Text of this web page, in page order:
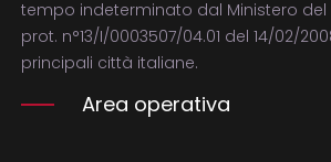
tempo indeterminato dal Ministero del
prot. n°13/I/0003507/04.01 del 14/02/
principali città italiane.
Area operativa